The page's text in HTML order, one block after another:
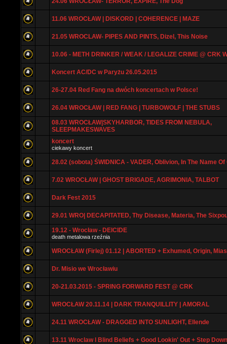
11.06 WROCŁAW | DISKORD | COHERENCE | MAZE
21.05 WROCLAW- PIPES AND PINTS, Dizel, This Noise
10.06 - METH DRINKER / WEAK / LEGALIZE CRIME @ CRK
Koncert AC/DC w Paryżu 26.05.2015
26-27.04 Red Fang na dwóch koncertach w Polsce!
26.04 WROCŁAW | RED FANG | TURBOWOLF | THE STUBS
08.03 WROCŁAW|SKYHARBOR, TIDES FROM NEBULA,
SLEEPMAKESWAVES
koncert
ciekawy koncert
28.02 (sobota) ŚWIDNICA - VADER, Oblivion, In The Name Of
7.02 WROCŁAW | GHOST BRIGADE, AGRIMONIA, TALBOT
Dark Fest 2015
29.01 WRO| DECAPITATED, Thy Disease, Materia, The
19.12 - Wrocław - DEICIDE
death metalowa rzeźnia
WROCŁAW (Firlej) 01.12 | ABORTED + Exhumed, Origin,
Dr. Misio we Wrocławiu
20-21.03.2015 - SPRING FORWARD FEST @ CRK
WROCŁAW 20.11.14 | DARK TRANQUILLITY | AMORAL
24.11 WROCŁAW - DRAGGED INTO SUNLIGHT, Ellende
13.11 Wroclaw l Blind Beliefs + Good Lookin' Out + Step Down